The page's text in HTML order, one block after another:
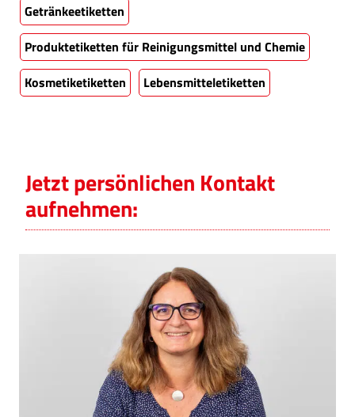
Getränkeetiketten
Produktetiketten für Reinigungsmittel und Chemie
Kosmetiketiketten
Lebensmitteletiketten
Jetzt persönlichen Kontakt
aufnehmen: